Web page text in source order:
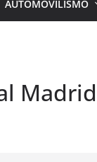
AUTOMOVILISMO